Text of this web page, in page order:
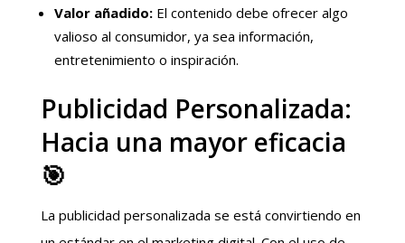
Valor añadido:El contenido debe ofrecer algo
valioso al consumidor, ya sea información,
entretenimiento o inspiración.
Publicidad Personalizada:
Hacia una mayor eficacia
🎯
La publicidad personalizada se está convirtiendo en